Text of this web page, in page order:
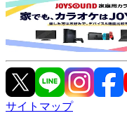
サイトマップ